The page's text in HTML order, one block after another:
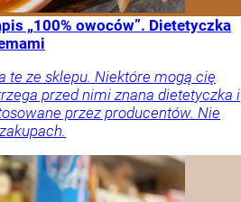
„100% owoców”. Dietetyczka
te ze sklepu. Niektóre mogą cię
przed nimi znana dietetyczka i
przez producentów. Nie